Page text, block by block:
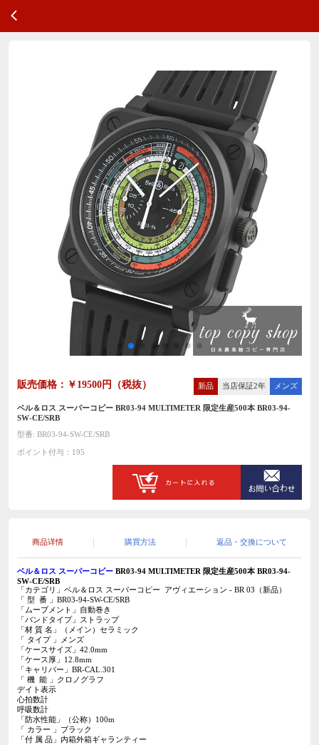
販売価格：￥19500円（税抜） 新品 当店保証2年 メンズ
ベル＆ロス スーパーコピー BR03-94 MULTIMETER 限定生産500本 BR03-94-
SW-CE/SRB
型番: BR03-94-SW-CE/SRB
ポイント付与：195
商品详情 購買方法 返品・交換について
ベル＆ロス スーパーコピーBR03-94 MULTIMETER 限定生産500本 BR03-94-
SW-CE/SRB
「カテゴリ」ベル＆ロス スーパーコピー アヴィエーション - BR 03（新品）
「 型 番 」BR03-94-SW-CE/SRB
「ムーブメント」自動巻き
「バンドタイプ」ストラップ
「材 質 名」（メイン）セラミック
「 タイプ 」メンズ
「ケースサイズ」42.0mm
「ケース厚」12.8mm
「キャリバー」BR-CAL.301
「 機 能 」クロノグラフ
デイト表示
心拍数計
呼吸数計
「防水性能」（公称）100m
「 カラー 」ブラック
「付 属 品」内箱外箱ギャランティー